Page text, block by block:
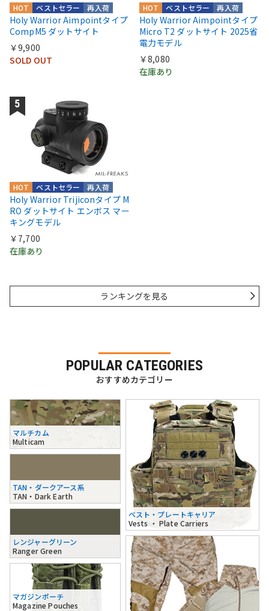
再入荷
ベストセラー
HOT
Holy Warrior Aimpointタイプ
CompM5 ダットサイト
￥9,900
SOLD OUT
再入荷
ベストセラー
HOT
Holy Warrior Aimpointタイプ
Micro T2 ダットサイト 2025省
電力モデル
￥8,080
在庫あり
再入荷
ベストセラー
HOT
Holy Warrior Trijiconタイプ M
RO ダットサイト エンボス マー
キングモデル
￥7,700
在庫あり
ランキングを見る
POPULAR CATEGORIES
おすすめカテゴリー
マルチカム
Multicam
TAN・ダークアース系
TAN・Dark Earth
レンジャーグリーン
Ranger Green
ベスト・プレートキャリア
Vests ・ Plate Carriers
マガジンポーチ
Magazine Pouches